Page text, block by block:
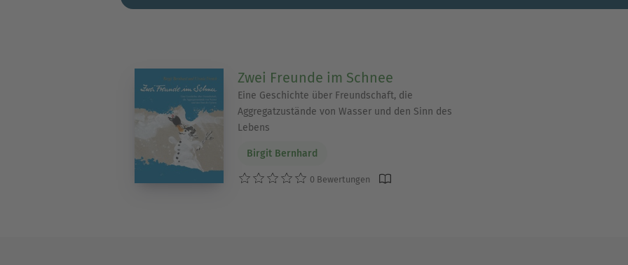
Zwei Freunde im Schnee
Eine Geschichte über Freundschaft, die
Aggregatzustände von Wasser und den Sinn des
Lebens
Birgit Bernhard
0 Bewertungen